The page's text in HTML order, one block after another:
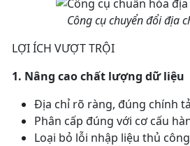
Công cụ chuyển đổi địa
LỢI ÍCH VƯỢT TRỘI
1. Nâng cao chất lượng dữ liệu
Địa chỉ rõ ràng, đúng chính tả
Phân cấp đúng với cơ cấu
Loại bỏ lỗi nhập liệu thủ